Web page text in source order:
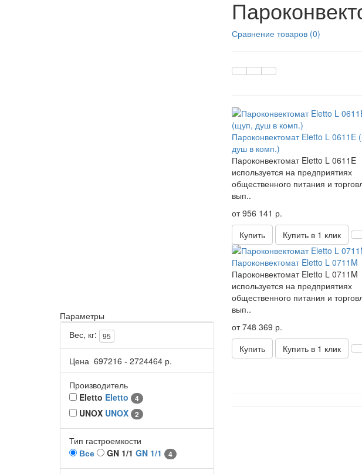
Параметры
Вес, кг:
95
Цена 697216 - 2724464 р.
Производитель
Eletto Eletto 4
UNOX UNOX 2
Тип гастроемкости
Все
GN 1/1 GN 1/1 4
Сравнение товаров (0)
Пароконвектомат Eletto L 0611E
душ в комп.)
Пароконвектомат Eletto L 0611E
используется на предприятиях
общественного питания и
вып..
от 956 141 р.
Купить
Купить в 1 клик
Пароконвектомат Eletto L 0711M
Пароконвектомат Eletto L 0711M
используется на предприятиях
общественного питания и
вып..
от 748 369 р.
Купить
Купить в 1 клик